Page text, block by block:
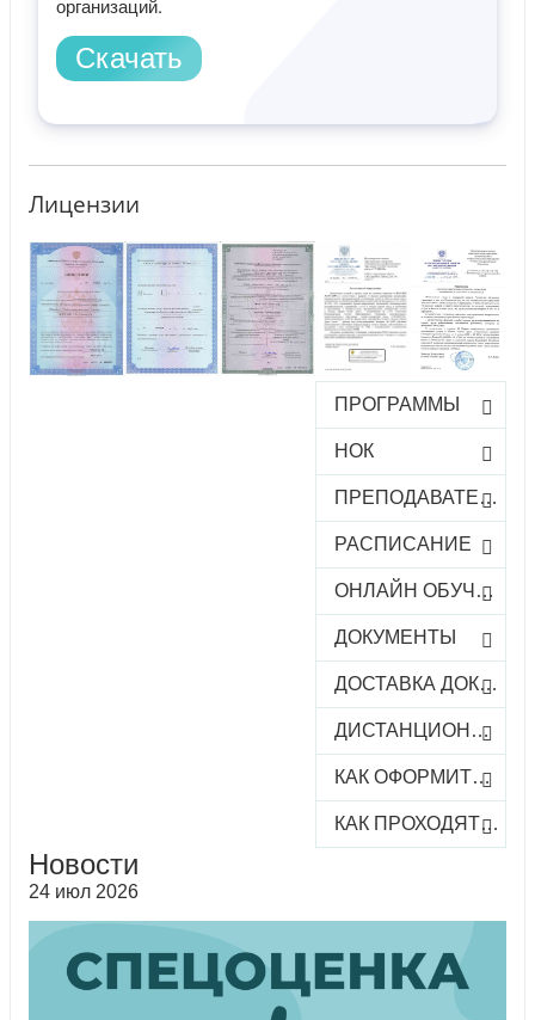
организаций.
Скачать
Лицензии
ПРОГРАММЫ
НОК
ПРЕПОДАВАТЕЛИ
РАСПИСАНИЕ
ОНЛАЙН ОБУЧЕНИЕ
ДОКУМЕНТЫ
ДОСТАВКА ДОКУМЕНТОВ
ДИСТАНЦИОННОЕ ОБУЧЕНИЕ
КАК ОФОРМИТЬ ЗАКАЗ КУРСА
КАК ПРОХОДЯТ ОНЛАЙН-КУРСЫ
Новости
24 июл 2026